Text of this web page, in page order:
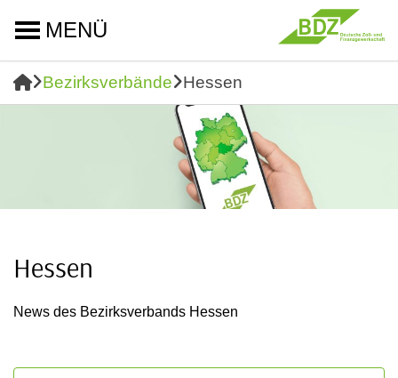
MENÜ
Bezirksverbände Hessen
Hessen
News des Bezirksverbands Hessen